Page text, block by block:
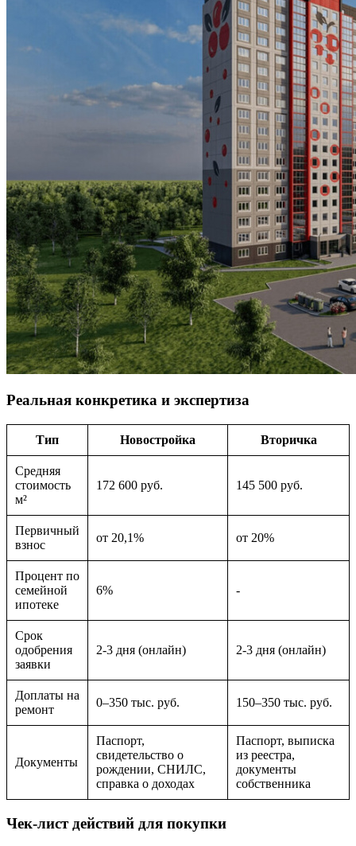
Реальная конкретика и экспертиза
Тип Новостройка Вторичка
Средняя
стоимость
м²
172 600 руб. 145 500 руб.
Первичный
взнос
от 20,1% от 20%
Процент по
семейной
ипотеке
6% -
Срок
одобрения
заявки
2-3 дня (онлайн) 2-3 дня (онлайн)
Доплаты на
ремонт
0–350 тыс. руб. 150–350 тыс. руб.
Документы
Паспорт,
свидетельство о
рождении, СНИЛС,
справка о доходах
Паспорт, выписка
из реестра,
документы
собственника
Чек-лист действий для покупки